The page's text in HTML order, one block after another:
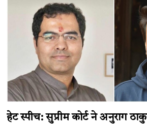
हेट स्पीच: सुप्रीम कोर्ट ने अनुराग